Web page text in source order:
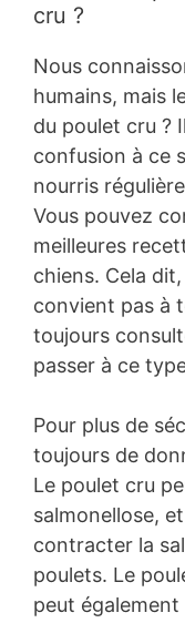
cru ?
Nous
humains, mais
du poulet cru ?
confusion à ce
nourris
Vous pouvez
meilleures
chiens. Cela
convient pas à
toujours
passer à ce
Pour plus de
toujours de
Le poulet cru
salmonellose,
contracter la
poulets. Le
peut